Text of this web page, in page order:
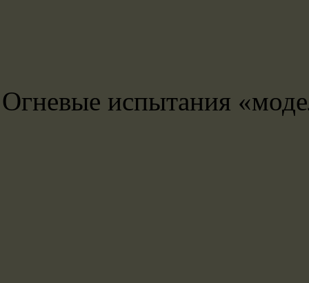
Огневые испытания